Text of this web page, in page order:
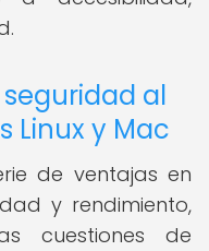
al
Linux y Mac
de ventajas en
y rendimiento,
cuestiones de